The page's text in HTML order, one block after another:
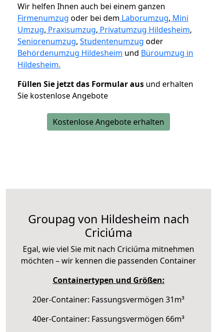
Wir helfen Ihnen auch bei einem ganzen
Firmenumzug oder bei dem Laborumzug, Mini
Umzug, Praxisumzug, Privatumzug Hildesheim,
Seniorenumzug, Studentenumzug oder
Behördenumzug Hildesheim und Büroumzug in
Hildesheim.
Füllen Sie jetzt das Formular aus und erhalten
Sie kostenlose Angebote
Kostenlose Angebote erhalten
Groupag von Hildesheim nach
Criciúma
Egal, wie viel Sie mit nach Criciúma mitnehmen
möchten – wir kennen die passenden Container
Containertypen und Größen:
20er-Container: Fassungsvermögen 31m³
40er-Container: Fassungsvermögen 66m³